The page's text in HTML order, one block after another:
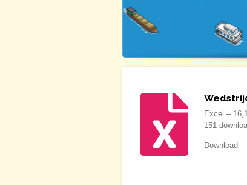
Excel –
151
Download